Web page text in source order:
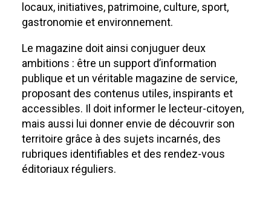
locaux, initiatives, patrimoine, culture, sport,
gastronomie et environnement.
Le magazine doit ainsi conjuguer deux
ambitions : être un support d’information
publique et un véritable magazine de service,
proposant des contenus utiles, inspirants et
accessibles. Il doit informer le lecteur-citoyen,
mais aussi lui donner envie de découvrir son
territoire grâce à des sujets incarnés, des
rubriques identifiables et des rendez-vous
éditoriaux réguliers.